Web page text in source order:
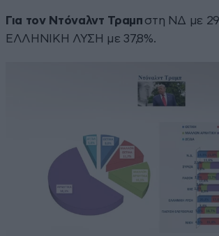
Για τον Ντόναλντ Τραμπ στη ΝΔ με
ΕΛΛΗΝΙΚΗ ΛΥΣΗ με 37,8%.